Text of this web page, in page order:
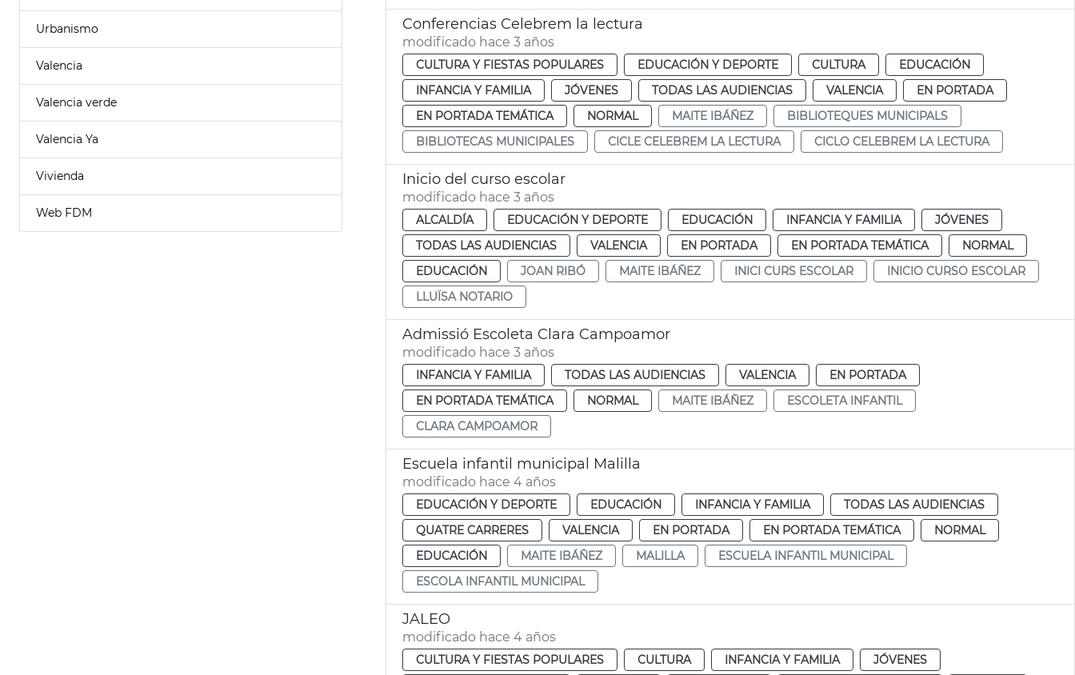
Urbanismo
Valencia
Valencia verde
Valencia Ya
Vivienda
Web FDM
Conferencias Celebrem la lectura
modificado hace 3 años
CULTURA Y FIESTAS POPULARES EDUCACIÓN Y DEPORTE CULTURA
EDUCACIÓN
INFANCIA Y FAMILIA
JÓVENES TODAS LAS AUDIENCIAS VALENCIA
EN PORTADA
EN PORTADA TEMÁTICA
NORMAL MAITE IBÁÑEZ
BIBLIOTEQUES MUNICIPALS
BIBLIOTECAS MUNICIPALES
CICLE CELEBREM LA LECTURA CICLO CELEBREM LA LECTURA
Inicio del curso escolar
modificado hace 3 años
ALCALDÍA EDUCACIÓN Y DEPORTE EDUCACIÓN INFANCIA Y FAMILIA
JÓVENES
TODAS LAS AUDIENCIAS
VALENCIA EN PORTADA EN PORTADA TEMÁTICA
NORMAL
EDUCACIÓN
JOAN RIBÓ MAITE IBÁÑEZ INICI CURS ESCOLAR
INICIO CURSO ESCOLAR
LLUÏSA NOTARIO
Admissió Escoleta Clara Campoamor
modificado hace 3 años
INFANCIA Y FAMILIA TODAS LAS AUDIENCIAS VALENCIA
EN PORTADA
EN PORTADA TEMÁTICA
NORMAL MAITE IBÁÑEZ
ESCOLETA INFANTIL
CLARA CAMPOAMOR
Escuela infantil municipal Malilla
modificado hace 4 años
EDUCACIÓN Y DEPORTE EDUCACIÓN INFANCIA Y FAMILIA
TODAS LAS AUDIENCIAS
QUATRE CARRERES
VALENCIA EN PORTADA EN PORTADA TEMÁTICA
NORMAL
EDUCACIÓN
MAITE IBÁÑEZ MALILLA
ESCUELA INFANTIL MUNICIPAL
ESCOLA INFANTIL MUNICIPAL
JALEO
modificado hace 4 años
CULTURA Y FIESTAS POPULARES CULTURA INFANCIA Y FAMILIA
JÓVENES